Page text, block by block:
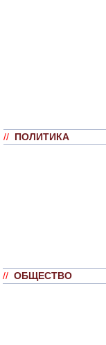
// ПОЛИТИКА
// ОБЩЕСТВО